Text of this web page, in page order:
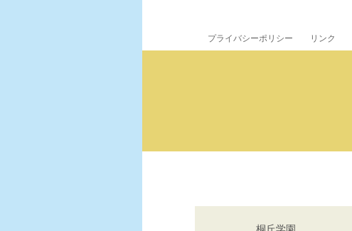
プライバシーポリシー リンク